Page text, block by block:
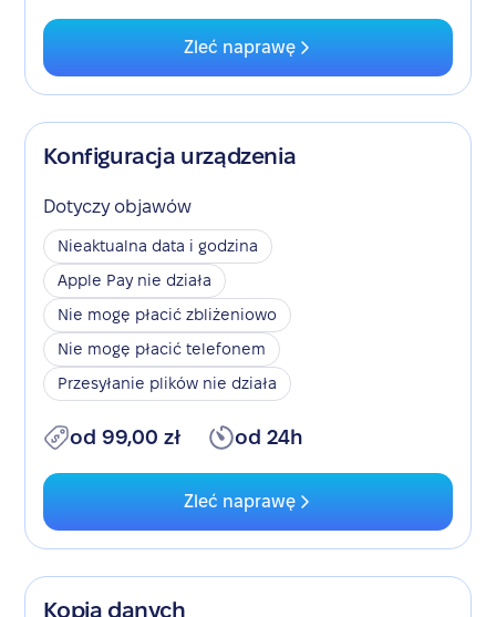
Zleć naprawę
Konfiguracja urządzenia
Dotyczy objawów
Nieaktualna data i godzina
Apple Pay nie działa
Nie mogę płacić zbliżeniowo
Nie mogę płacić telefonem
Przesyłanie plików nie działa
od 99,00 zł od 24h
Zleć naprawę
Kopia danych